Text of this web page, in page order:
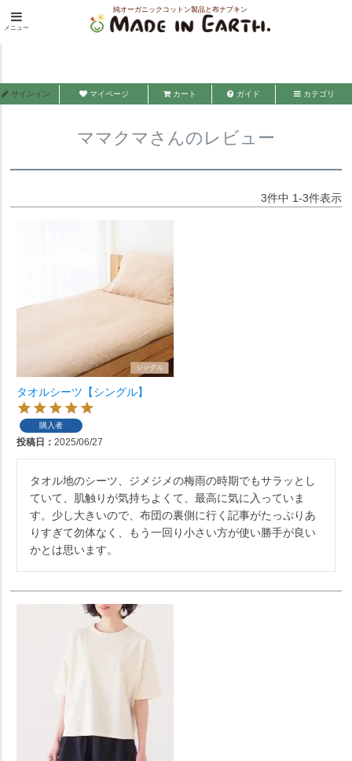
純オーガニックコットン製品と布ナプキン
メイド・イン・アース
メニュー
HOME ママクマさんのレビュー
サインイン マイページ カート ガイド カテゴリ
ママクマさんのレビュー
3件中 1-3件表示
タオルシーツ【シングル】
購入者
投稿日 2025/06/27
タオル地のシーツ、ジメジメの梅雨の時期でもサラッとし
ていて、肌触りが気持ちよくて、最高に気に入っていま
す。少し大きいので、布団の裏側に行く記事がたっぷりあ
りすぎて勿体なく、もう一回り小さい方が使い勝手が良い
かとは思います。